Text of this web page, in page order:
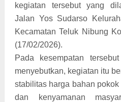
kegiatan tersebut yang
Jalan Yos Sudarso
Kecamatan Teluk Nibung
(17/02/2026).
Pada kesempatan
menyebutkan, kegiatan itu
stabilitas harga bahan
dan kenyamanan